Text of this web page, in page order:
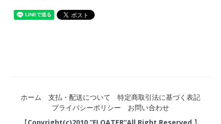
ホーム 支払・配送について
特定商取引法に基づく表記
プライバシーポリシー
お問い合わせ